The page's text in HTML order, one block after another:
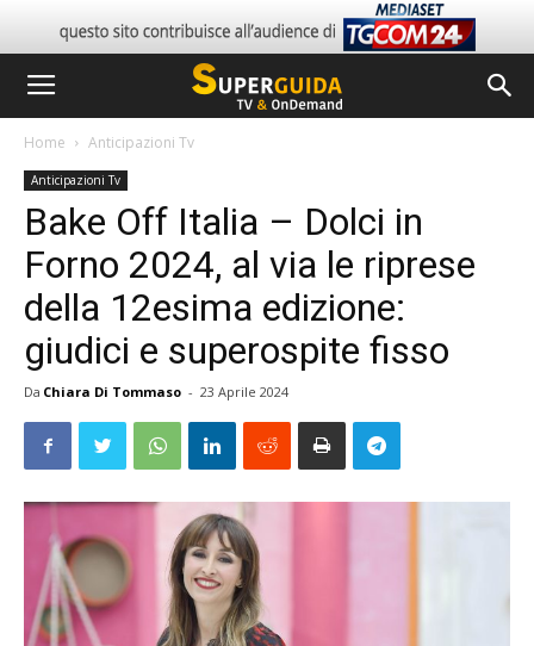
Home Anticipazioni Tv
Anticipazioni Tv
Bake Off Italia – Dolci in
Forno 2024, al via le riprese
della 12esima edizione:
giudici e superospite fisso
Da Chiara Di Tommaso - 23 Aprile 2024